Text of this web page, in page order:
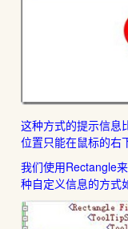
这种方式的提示信息
位置只能在鼠标的右
我们使用Rectangle
种自定义信息的方式